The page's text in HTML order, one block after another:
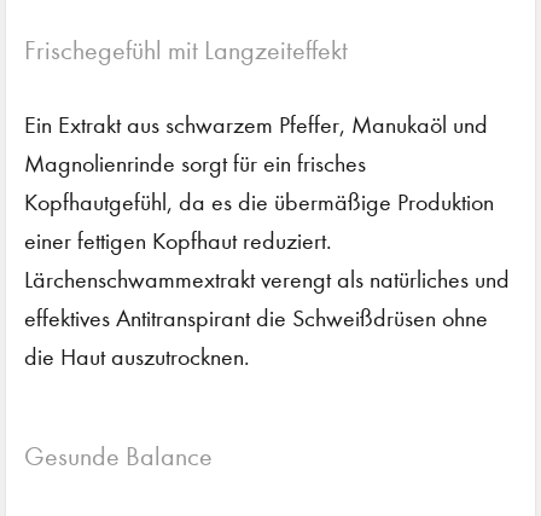
Frischegefühl mit Langzeiteffekt
Ein Extrakt aus schwarzem Pfeffer, Manukaöl und
Magnolienrinde sorgt für ein frisches
Kopfhautgefühl, da es die übermäßige Produktion
einer fettigen Kopfhaut reduziert.
Lärchenschwammextrakt verengt als natürliches und
effektives Antitranspirant die Schweißdrüsen ohne
die Haut auszutrocknen.
Gesunde Balance